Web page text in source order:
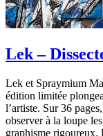
Lek –
Lek et Spraymium
édition limitée
l’artiste. Sur 36
observer à la loupe
graphisme rigoureux.